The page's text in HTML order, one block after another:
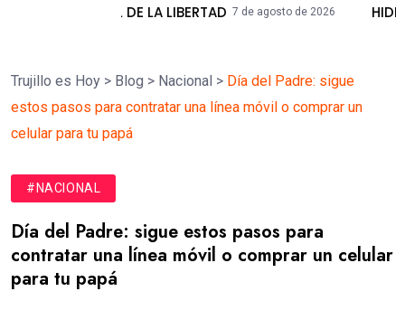
7 de agosto de 2026 HIDRANDINA ADVIERTE
Trujillo es Hoy > Blog > Nacional > Día del Padre: sigue
estos pasos para contratar una línea móvil o comprar un
celular para tu papá
#NACIONAL
Día del Padre: sigue estos pasos para
contratar una línea móvil o comprar un celular
para tu papá